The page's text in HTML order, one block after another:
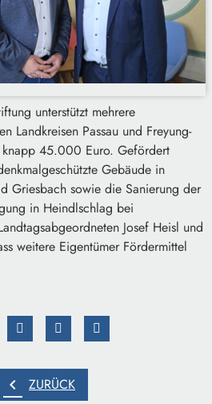
unterstützt mehrere
Landkreisen Passau und Freyung-
knapp 45.000 Euro. Gefördert
Gebäude in
Griesbach sowie die Sanierung der
in Heindlschlag bei
Josef Heisl und
weitere Eigentümer Fördermittel
chevron_left ZURÜCK